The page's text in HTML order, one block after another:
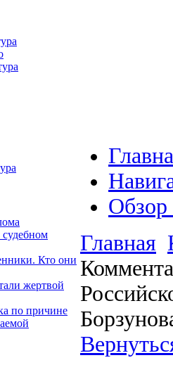
Кто они
жертвой
по причине
Обзор
Главная